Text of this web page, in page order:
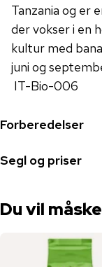
Tanzania og er
der vokser i en
kultur med
juni og
IT-Bio-006
Forberedelser
Segl og priser
Du vil